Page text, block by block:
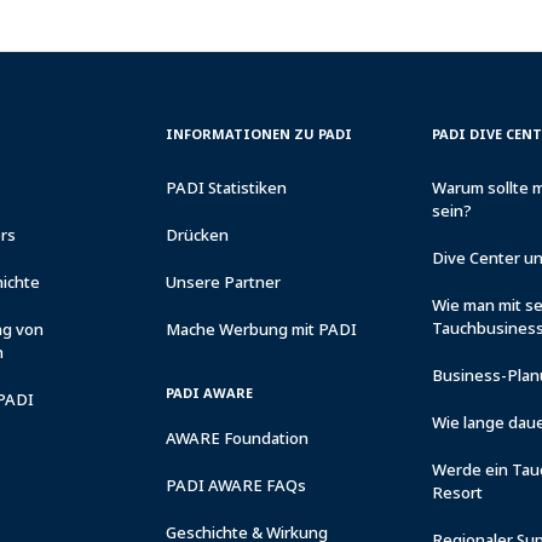
von
CORPORATE
INFORMATIONEN ZU PADI
PADI Statistiken
Drücken
Unsere Partner
Mache Werbung mit PADI
PADI AWARE
AWARE Foundation
PADI AWARE FAQs
Geschichte & Wirkung
PADI
&
RESORTS
PADI DIVE
Warum sollte
sein?
Dive Center
Wie man mit
Business-
Wie lange
Werde ein
Resort